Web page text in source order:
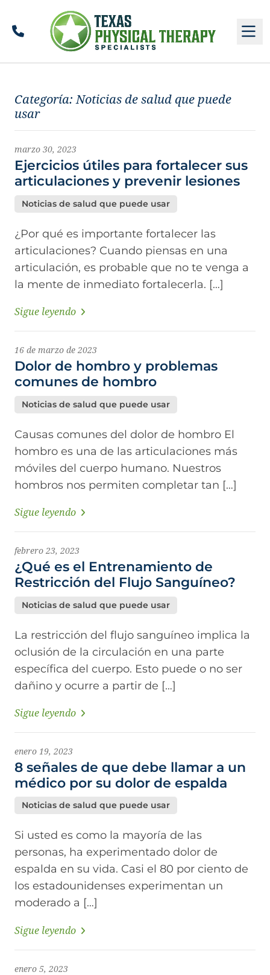
Llamar
Últimas noticias
Categoría:Noticias de salud que puede
usar
marzo 30, 2023
Ejercicios útiles para fortalecer sus
articulaciones y prevenir lesiones
Noticias de salud que puede usar
¿Por qué es importante fortalecer las
articulaciones? Cuando piensas en una
articulación, es probable que no te venga a
la mente de inmediato fortalecerla. […]
Sigue leyendo
16 de marzo de 2023
Dolor de hombro y problemas
comunes de hombro
Noticias de salud que puede usar
Causas comunes del dolor de hombro El
hombro es una de las articulaciones más
móviles del cuerpo humano. Nuestros
hombros nos permiten completar tan […]
Sigue leyendo
febrero 23, 2023
¿Qué es el Entrenamiento de
Restricción del Flujo Sanguíneo?
Noticias de salud que puede usar
La restricción del flujo sanguíneo implica la
oclusión de la circulación en una parte
específica del cuerpo. Esto puede o no ser
dañino y ocurre a partir de […]
Sigue leyendo
enero 19, 2023
8 señales de que debe llamar a un
médico por su dolor de espalda
Noticias de salud que puede usar
Si usted es como la mayoría de las
personas, ha experimentado dolor de
espalda en su vida. Casi el 80 por ciento de
los estadounidenses experimentan un
moderado a […]
Sigue leyendo
enero 5, 2023